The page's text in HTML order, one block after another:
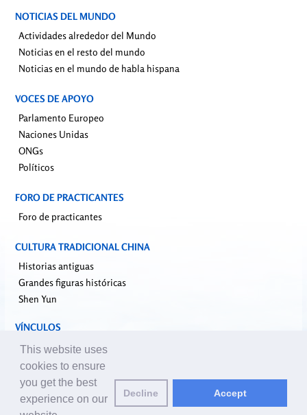
NOTICIAS DEL MUNDO
Actividades alrededor del Mundo
Noticias en el resto del mundo
Noticias en el mundo de habla hispana
VOCES DE APOYO
Parlamento Europeo
Naciones Unidas
ONGs
Políticos
FORO DE PRACTICANTES
Foro de practicantes
CULTURA TRADICIONAL CHINA
Historias antiguas
Grandes figuras históricas
Shen Yun
VÍNCULOS
falundafa.org
faluninfo.net
minghui.org
pureinsight.org
This website uses
cookies to ensure
you get the best
experience on our
Decline Accept